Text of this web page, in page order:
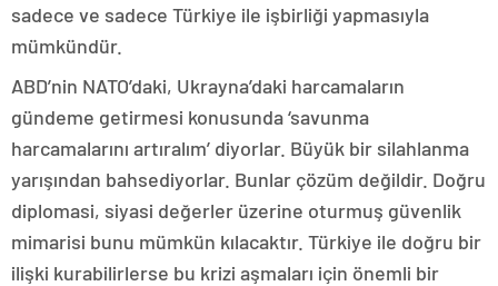
sadece ve sadece Türkiye ile işbirliği yapmasıyla
mümkündür.
ABD’nin NATO’daki, Ukrayna’daki harcamaların
gündeme getirmesi konusunda ‘savunma
harcamalarını artıralım’ diyorlar. Büyük bir silahlanma
yarışından bahsediyorlar. Bunlar çözüm değildir. Doğru
diplomasi, siyasi değerler üzerine oturmuş güvenlik
mimarisi bunu mümkün kılacaktır. Türkiye ile doğru bir
ilişki kurabilirlerse bu krizi aşmaları için önemli bir